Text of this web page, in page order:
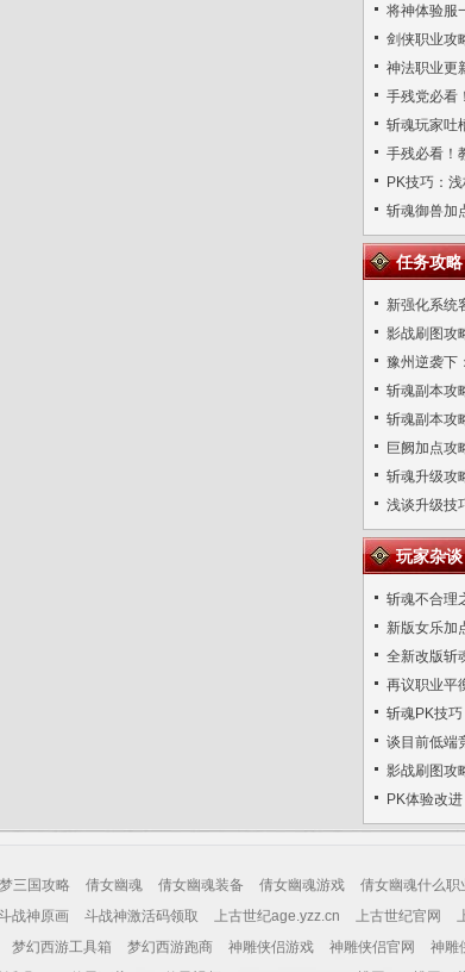
将神体验服
剑侠职业攻
神法职业更
手残党必看
斩魂玩家吐
手残必看！
PK技巧：
斩魂御兽加
任务攻略
新强化系统
影战刷图攻
豫州逆袭下
斩魂副本攻
斩魂副本攻
巨阙加点攻
斩魂升级攻
浅谈升级技
玩家杂谈
斩魂不合理
新版女乐加
全新改版斩
再议职业平
斩魂PK技
谈目前低端
影战刷图攻
PK体验改
梦三国攻略 倩女幽魂 倩女幽魂装备 倩女幽魂游戏 倩女幽魂什么职
战神原画 斗战神激活码领取 上古世纪age.yzz.cn 上古世纪官网
梦幻西游工具箱 梦幻西游跑商 神雕侠侣游戏 神雕侠侣官网 神雕